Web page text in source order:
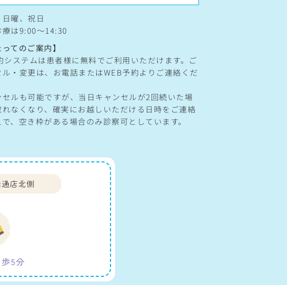
曜、祝日
療は9:00〜14:30
てのご案内】
システムは患者様に無料でご利用いただけます。ご
・変更は、お電話またはWEB予約よりご連絡くだ
ルも可能ですが、当日キャンセルが2回続いた場
なくなり、確実にお越しいただける日時をご連絡
、空き枠がある場合のみ診察可としています。
店北側
5分